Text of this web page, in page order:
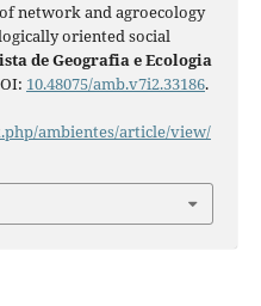
network and agroecology
oriented social
de Geografia e Ecologia
10.48075/amb.v7i2.33186.
ambientes/article/view/